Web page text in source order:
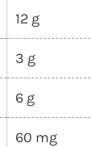
12 g
3 g
6 g
60 mg